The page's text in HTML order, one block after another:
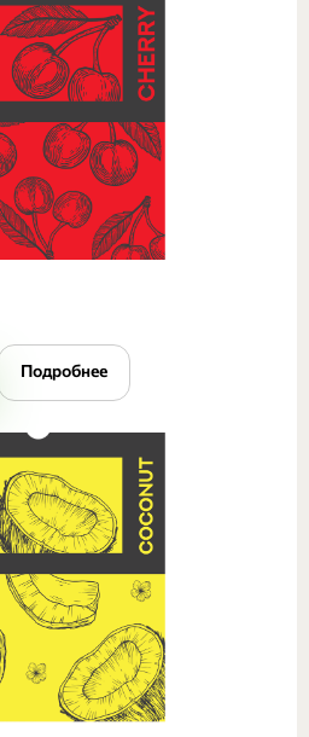
Подробнее